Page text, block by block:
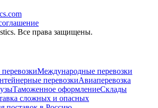
Все права защищены.
Международные перевозки
перевозкиАвиаперевозка
Таможенное оформлениеСклады
сложных и опасных